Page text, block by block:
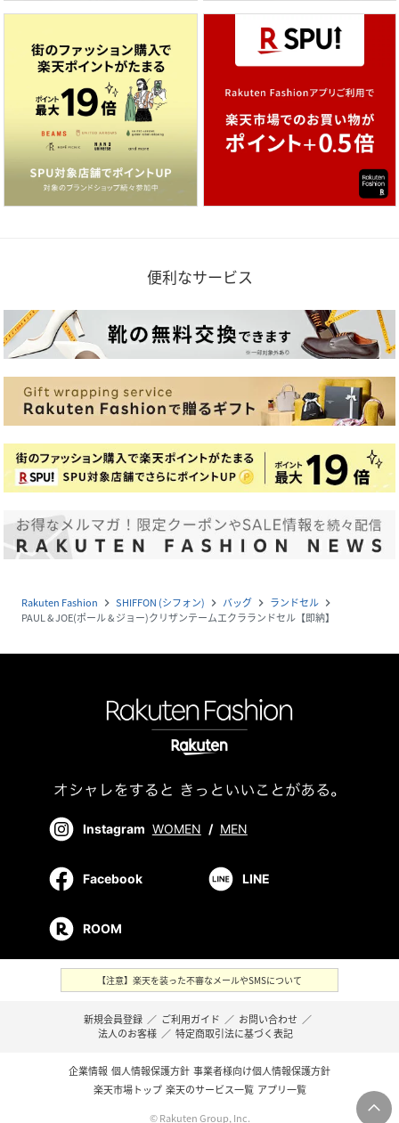
便利なサービス
Rakuten Fashion navigate_next SHIFFON (シフォン) navigate_next バッグ navigate_next ランドセル navigate_next
PAUL & JOE(ポール & ジョー)クリザンテームエクラランドセル【即納】
Instagram WOMEN / MEN
Facebook LINE
ROOM
【注意】楽天を装った不審なメールやSMSについて
新規会員登録 ／ ご利用ガイド ／ お問い合わせ ／
法人のお客様 ／ 特定商取引法に基づく表記
企業情報 個人情報保護方針 事業者様向け個人情報保護方針
楽天市場トップ 楽天のサービス一覧 アプリ一覧
© Rakuten Group, Inc.